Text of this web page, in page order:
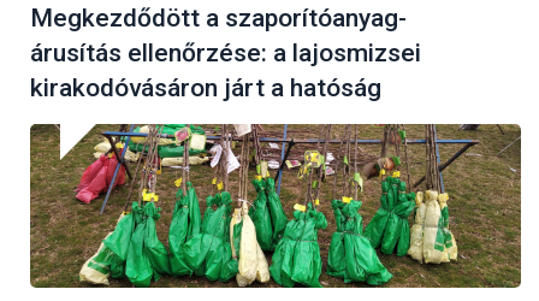
Megkezdődött a szaporítóanyag-
árusítás ellenőrzése: a lajosmizsei
kirakodóvásáron járt a hatóság